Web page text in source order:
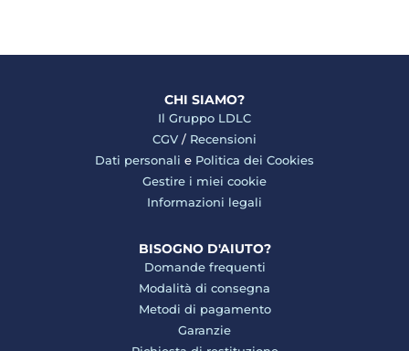
CHI SIAMO?
Il Gruppo LDLC
CGV / Recensioni
Dati personali e Politica dei Cookies
Gestire i miei cookie
Informazioni legali
BISOGNO D'AIUTO?
Domande frequenti
Modalità di consegna
Metodi di pagamento
Garanzie